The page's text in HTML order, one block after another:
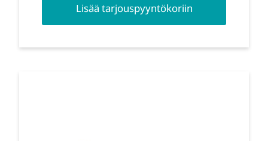
Lisää tarjouspyyntökoriin